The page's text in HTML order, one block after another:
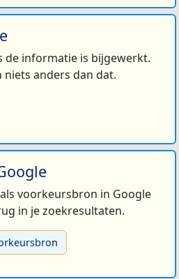
de informatie is bijgewerkt.
niets anders dan dat.
voorkeursbron in Google
in je zoekresultaten.